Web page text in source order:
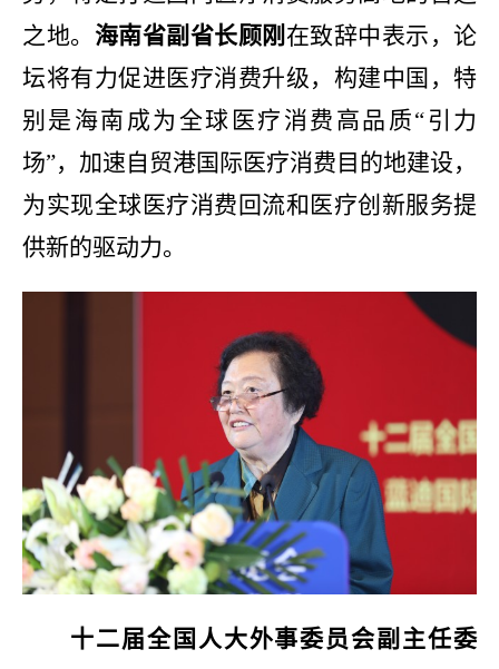
之地。 海南省副省长顾刚 在致辞中表示，论
坛将有力促进医疗消费升级，构建中国，特
别是海南成为全球医疗消费高品质“引力
场”，加速自贸港国际医疗消费目的地建设，
为实现全球医疗消费回流和医疗创新服务提
供新的驱动力。
十二届全国人大外事委员会副主任委